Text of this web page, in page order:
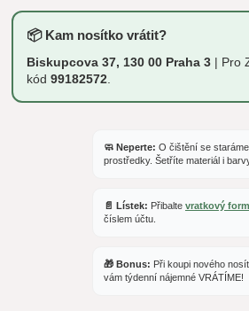
📦 Kam nosítko vrátit?
Biskupcova 37, 130 00 Praha 3 | Pro
kód99182572
🧼 Neperte: O čištění se
prostředky. Šetříte materiál i
📄 Lístek: Přibalte vratkový
číslem účtu.
🎁 Bonus: Při koupi nového
vám týdenní nájemné VRÁTÍME!